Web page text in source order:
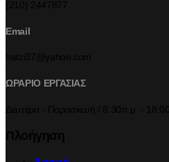
Email
ΩΡΑΡΙΟ ΕΡΓΑΣΙΑΣ